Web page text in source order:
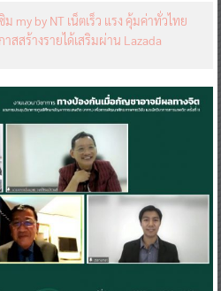
my by NT เน็ตเร็ว แรง คุ้มค่าทั่วไทย
สสร้างรายได้เสริมผ่าน Lazada